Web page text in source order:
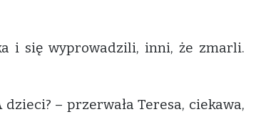
i się wyprowadzili, inni, że zmarli.
dzieci? – przerwała Teresa, ciekawa,